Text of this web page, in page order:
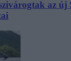
az új